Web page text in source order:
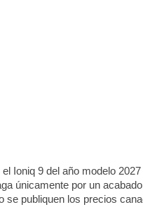
Ioniq 9 del año modelo
únicamente por un
se publiquen los precios